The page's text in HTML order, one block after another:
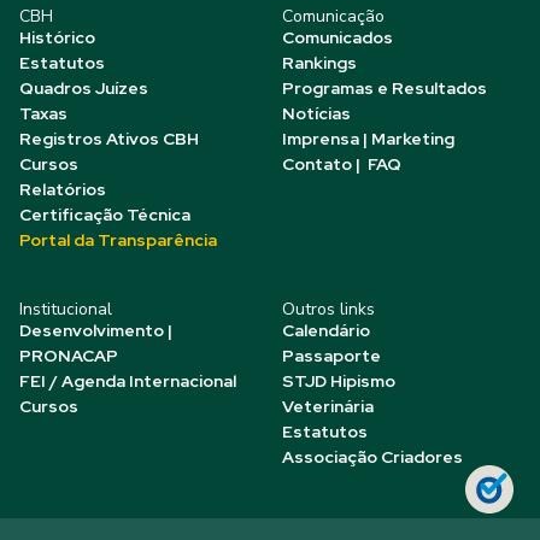
CBH
Histórico
Estatutos
Quadros Juízes
Taxas
Registros Ativos CBH
Cursos
Relatórios
Certificação Técnica
Portal da Transparência
Comunicação
Comunicados
Rankings
Programas e Resultados
Notícias
Imprensa | Marketing
Contato | FAQ
Institucional
Desenvolvimento |
PRONACAP
FEI / Agenda Internacional
Cursos
Outros links
Calendário
Passaporte
STJD Hipismo
Veterinária
Estatutos
Associação Criadores